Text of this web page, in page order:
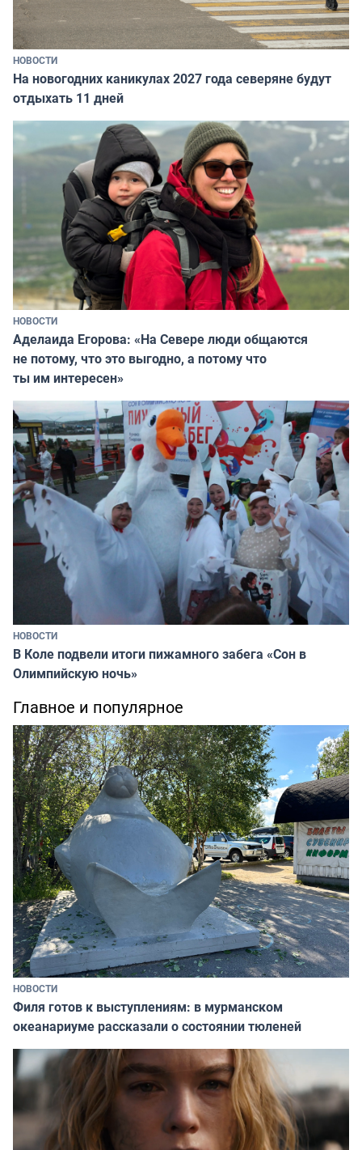
НОВОСТИ
На новогодних каникулах 2027 года северяне будут
отдыхать 11 дней
НОВОСТИ
Аделаида Егорова: «На Севере люди общаются
не потому, что это выгодно, а потому что
ты им интересен»
НОВОСТИ
В Коле подвели итоги пижамного забега «Сон в
Олимпийскую ночь»
Главное и популярное
НОВОСТИ
Филя готов к выступлениям: в мурманском
океанариуме рассказали о состоянии тюленей